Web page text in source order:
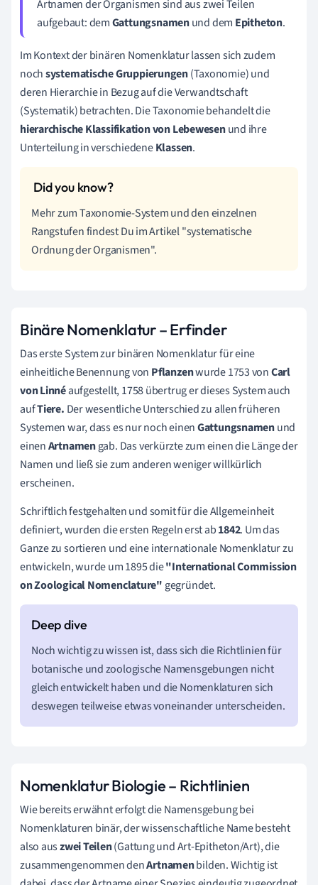
Artnamen der Organismen sind aus zwei Teilen
aufgebaut: demGattungsnamenund dem Epitheton.
Im Kontext der binären Nomenklatur lassen sich zudem
nochsystematische Gruppierungen(Taxonomie) und
deren Hierarchie in Bezug auf die Verwandtschaft
(Systematik) betrachten. Die Taxonomie behandelt die
hierarchische Klassifikation von Lebewesenund ihre
Unterteilung in verschiedeneKlassen.
Mehr zum Taxonomie-System und den einzelnen
Rangstufen findest Du im Artikel "systematische
Ordnung der Organismen".
Binäre Nomenklatur – Erfinder
Das erste System zur binären Nomenklatur für eine
einheitliche Benennung von Pflanzenwurde 1753 vonCarl
von Linnéaufgestellt, 1758 übertrug er dieses System auch
aufTiere. Der wesentliche Unterschied zu allen früheren
Systemen war, dass es nur noch einenGattungsnamenund
einenArtnamengab. Das verkürzte zum einen die Länge der
Namen und ließ sie zum anderen weniger willkürlich
erscheinen.
Schriftlich festgehalten und somit für die Allgemeinheit
definiert, wurden die ersten Regeln erst ab1842. Um das
Ganze zu sortieren und eine internationale Nomenklatur zu
entwickeln, wurde um 1895 die"International Commission
on Zoological Nomenclature" gegründet.
Noch wichtig zu wissen ist, dass sich die Richtlinien für
botanische und zoologische Namensgebungen nicht
gleich entwickelt haben und die Nomenklaturen sich
deswegen teilweise etwas voneinander unterscheiden.
Nomenklatur Biologie – Richtlinien
Wie bereits erwähnt erfolgt die Namensgebung bei
Nomenklaturen binär, der wissenschaftliche Name besteht
also auszwei Teilen(Gattung und Art-Epitheton/Art), die
zusammengenommen denArtnamenbilden. Wichtig ist